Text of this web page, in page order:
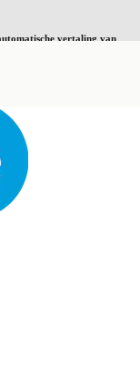
vertaling van